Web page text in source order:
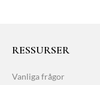
RESSURSER
Vanliga frågor